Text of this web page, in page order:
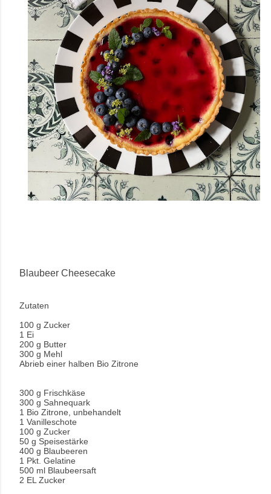
Blaubeer Cheesecake
Zutaten
100 g Zucker
1 Ei
200 g Butter
300 g Mehl
Abrieb einer halben Bio Zitrone
300 g Frischkäse
300 g Sahnequark
1 Bio Zitrone, unbehandelt
1 Vanilleschote
100 g Zucker
50 g Speisestärke
400 g Blaubeeren
1 Pkt. Gelatine
500 ml Blaubeersaft
2 EL Zucker